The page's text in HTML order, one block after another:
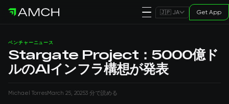
🇯🇵 JA Get App
ベンチャーニュース
Stargate Project：5000億ド
ルのAIインフラ構想が発表
Michael TorresMarch 25, 20253 分で読める